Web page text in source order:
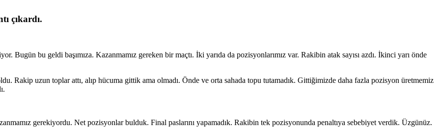
çıkardı.
Bugün bu geldi başımıza. Kazanmamız gereken bir maçtı. İki yarıda da pozisyonlarımız var. Rakibin atak sayısı azdı. İkinci yarı önde
Rakip uzun toplar attı, alıp hücuma gittik ama olmadı. Önde ve orta sahada topu tutamadık. Gittiğimizde daha fazla pozisyon üretmemiz
gerekiyordu. Net pozisyonlar bulduk. Final paslarını yapamadık. Rakibin tek pozisyonunda penaltıya sebebiyet verdik. Üzgünüz.